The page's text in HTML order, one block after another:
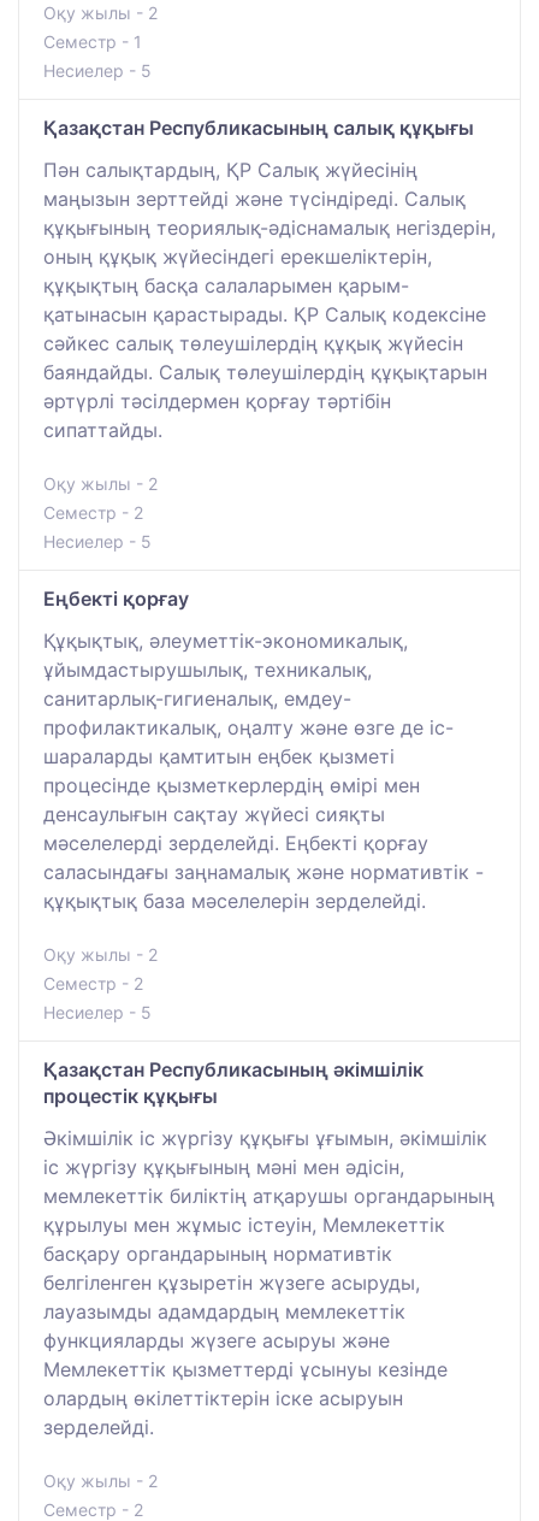
Оқу жылы - 2
Семестр - 1
Несиелер - 5
Қазақстан Республикасының салық құқығы
Пән салықтардың, ҚР Салық жүйесінің
маңызын зерттейді және түсіндіреді. Салық
құқығының теориялық-әдіснамалық негіздерін,
оның құқық жүйесіндегі ерекшеліктерін,
құқықтың басқа салаларымен қарым-
қатынасын қарастырады. ҚР Салық кодексіне
сәйкес салық төлеушілердің құқық жүйесін
баяндайды. Салық төлеушілердің құқықтарын
әртүрлі тәсілдермен қорғау тәртібін
сипаттайды.
Оқу жылы - 2
Семестр - 2
Несиелер - 5
Еңбекті қорғау
Құқықтық, әлеуметтік-экономикалық,
ұйымдастырушылық, техникалық,
санитарлық-гигиеналық, емдеу-
профилактикалық, оңалту және өзге де іс-
шараларды қамтитын еңбек қызметі
процесінде қызметкерлердің өмірі мен
денсаулығын сақтау жүйесі сияқты
мәселелерді зерделейді. Еңбекті қорғау
саласындағы заңнамалық және нормативтік -
құқықтық база мәселелерін зерделейді.
Оқу жылы - 2
Семестр - 2
Несиелер - 5
Қазақстан Республикасының әкімшілік
процестік құқығы
Әкімшілік іс жүргізу құқығы ұғымын, әкімшілік
іс жүргізу құқығының мәні мен әдісін,
мемлекеттік биліктің атқарушы органдарының
құрылуы мен жұмыс істеуін, Мемлекеттік
басқару органдарының нормативтік
белгіленген құзыретін жүзеге асыруды,
лауазымды адамдардың мемлекеттік
функцияларды жүзеге асыруы және
Мемлекеттік қызметтерді ұсынуы кезінде
олардың өкілеттіктерін іске асыруын
зерделейді.
Оқу жылы - 2
Семестр - 2